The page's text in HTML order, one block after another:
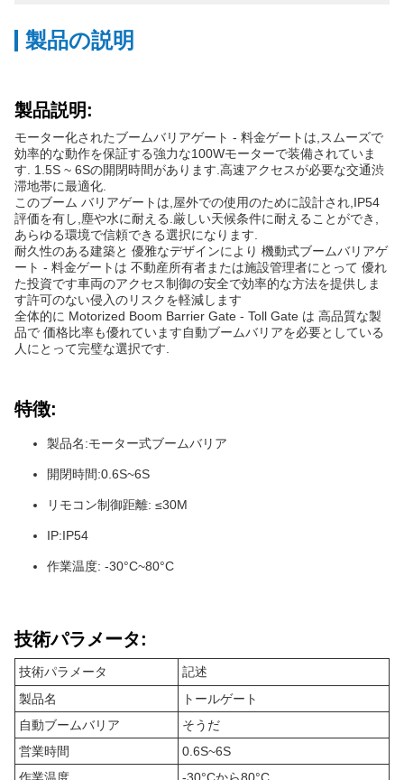
製品の説明
製品説明:
モーター化されたブームバリアゲート - 料金ゲートは,スムーズで
効率的な動作を保証する強力な100Wモーターで装備されていま
す. 1.5S ~ 6Sの開閉時間があります.高速アクセスが必要な交通渋
滞地帯に最適化.
このブーム バリアゲートは,屋外での使用のために設計され,IP54
評価を有し,塵や水に耐える.厳しい天候条件に耐えることができ,
あらゆる環境で信頼できる選択になります.
耐久性のある建築と 優雅なデザインにより 機動式ブームバリアゲ
ート - 料金ゲートは 不動産所有者または施設管理者にとって 優れ
た投資です車両のアクセス制御の安全で効率的な方法を提供しま
す許可のない侵入のリスクを軽減します
全体的に Motorized Boom Barrier Gate - Toll Gate は 高品質な製
品で 価格比率も優れています自動ブームバリアを必要としている
人にとって完璧な選択です.
特徴:
製品名:モーター式ブームバリア
開閉時間:0.6S~6S
リモコン制御距離: ≤30M
IP:IP54
作業温度: -30°C~80°C
技術パラメータ:
技術パラメータ
記述
製品名
トールゲート
自動ブームバリア
そうだ
営業時間
0.6S~6S